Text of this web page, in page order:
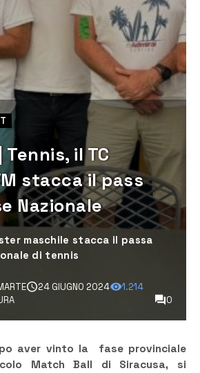
il TC
stacca il pass
Nazionale
maschile stacca il passa
di tennis
24 GIUGNO 2024
1.214
0
aver vinto la fase provinciale
Match Ball di Siracusa, si